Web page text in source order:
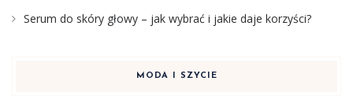
Serum do skóry głowy – jak wybrać i jakie daje korzyści?
MODA I SZYCIE